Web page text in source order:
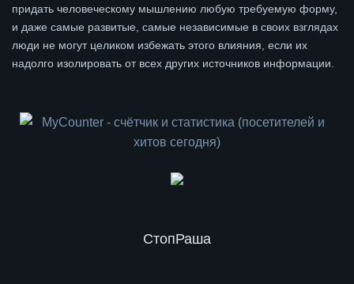
придать человеческому мышлению любую требуемую форму,
и даже самые развитые, самые независимые в своих взглядах
люди не могут целиком избежать этого влияния, если их
надолго изолировать от всех других источников информации.
СтопРаша